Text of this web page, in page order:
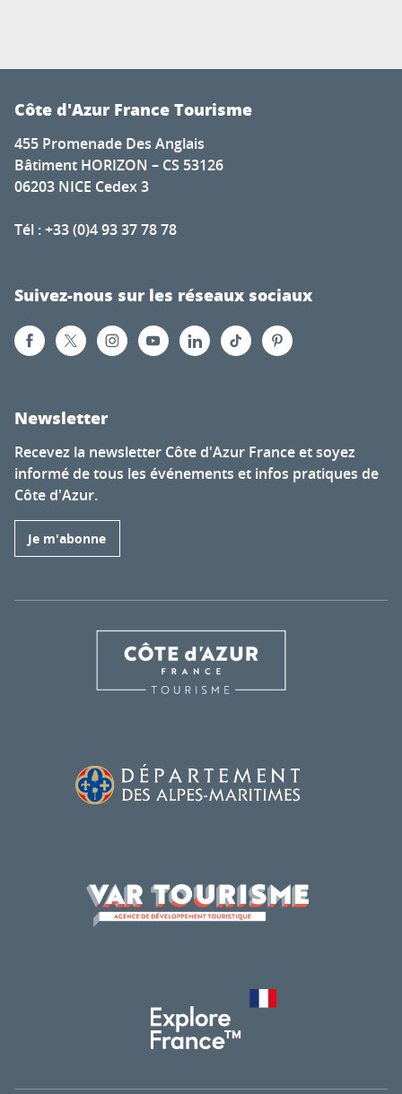
Côte d'Azur France Tourisme
455 Promenade Des Anglais
Bâtiment HORIZON – CS 53126
06203 NICE Cedex 3
Tél : +33 (0)4 93 37 78 78
Suivez-nous sur les réseaux sociaux
Newsletter
Recevez la newsletter Côte d'Azur France et soyez
informé de tous les événements et infos pratiques de
Côte d'Azur.
Je m'abonne